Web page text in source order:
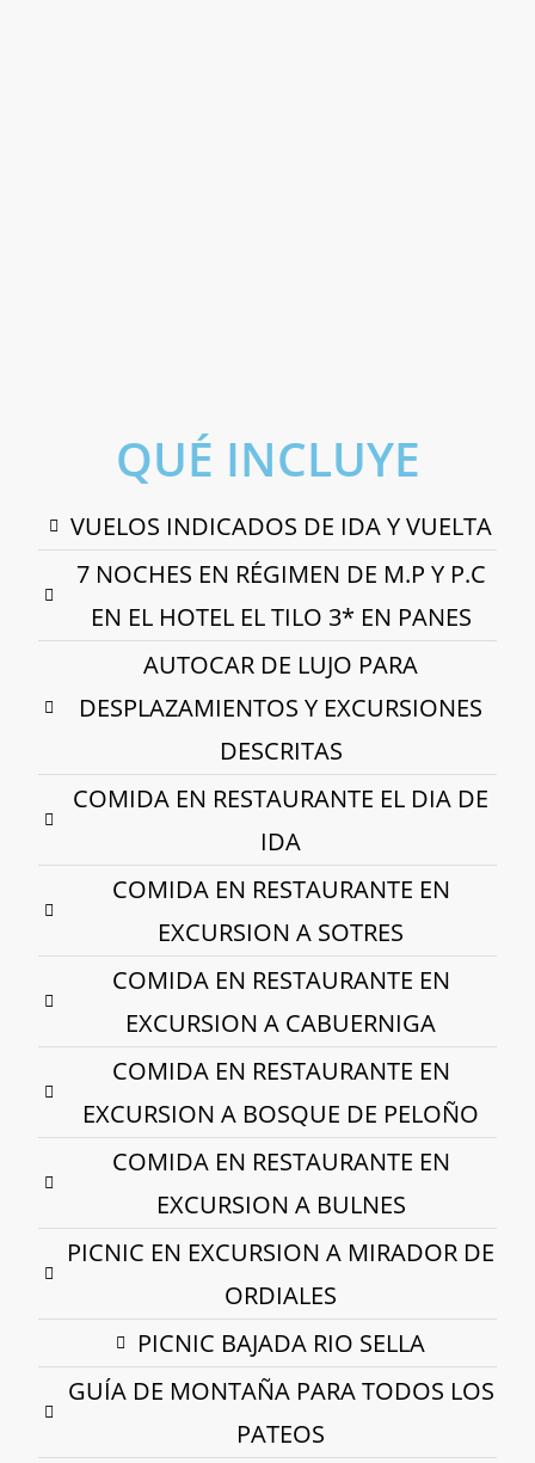
QUÉ INCLUYE
VUELOS INDICADOS DE IDA Y VUELTA
7 NOCHES EN RÉGIMEN DE M.P Y P.C
EN EL HOTEL EL TILO 3* EN PANES
AUTOCAR DE LUJO PARA
DESPLAZAMIENTOS Y EXCURSIONES
DESCRITAS
COMIDA EN RESTAURANTE EL DIA DE
IDA
COMIDA EN RESTAURANTE EN
EXCURSION A SOTRES
COMIDA EN RESTAURANTE EN
EXCURSION A CABUERNIGA
COMIDA EN RESTAURANTE EN
EXCURSION A BOSQUE DE PELOÑO
COMIDA EN RESTAURANTE EN
EXCURSION A BULNES
PICNIC EN EXCURSION A MIRADOR DE
ORDIALES
PICNIC BAJADA RIO SELLA
GUÍA DE MONTAÑA PARA TODOS LOS
PATEOS